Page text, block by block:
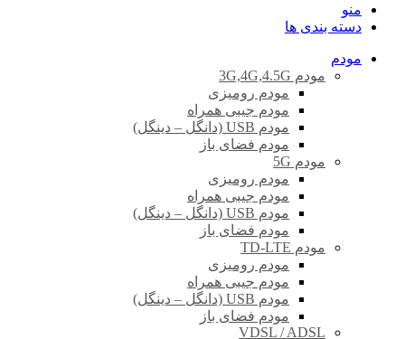
منو
دسته بندی ها
مودم
مودم 3G,4G,4.5G
مودم رومیزی
مودم جیبی همراه
مودم USB (دانگل – دینگل)
مودم فضای باز
مودم 5G
مودم رومیزی
مودم جیبی همراه
مودم USB (دانگل – دینگل)
مودم فضای باز
مودم TD-LTE
مودم رومیزی
مودم جیبی همراه
مودم USB (دانگل – دینگل)
مودم فضای باز
VDSL / ADSL